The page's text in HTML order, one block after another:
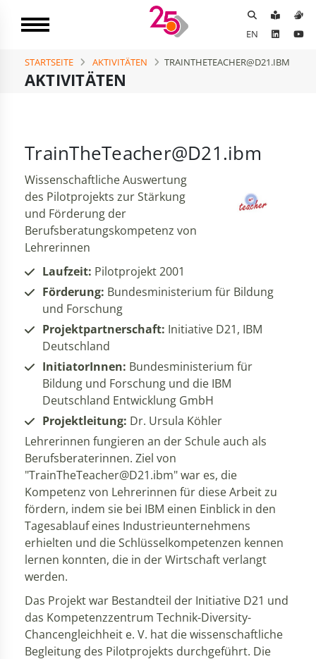
EN
AKTIVITÄTEN
STARTSEITE AKTIVITÄTEN TRAINTHETEACHER@D21.IBM
TrainTheTeacher@D21.ibm
Wissenschaftliche Auswertung
des Pilotprojekts zur Stärkung
und Förderung der
Berufsberatungskompetenz von
Lehrerinnen
Laufzeit: Pilotprojekt 2001
Förderung: Bundesministerium für Bildung
und Forschung
Projektpartnerschaft: Initiative D21, IBM
Deutschland
InitiatorInnen: Bundesministerium für
Bildung und Forschung und die IBM
Deutschland Entwicklung GmbH
Projektleitung: Dr. Ursula Köhler
Lehrerinnen fungieren an der Schule auch als
Berufsberaterinnen. Ziel von
"TrainTheTeacher@D21.ibm" war es, die
Kompetenz von Lehrerinnen für diese Arbeit zu
fördern, indem sie bei IBM einen Einblick in den
Tagesablauf eines Industrieunternehmens
erhielten und die Schlüsselkompetenzen kennen
lernen konnten, die in der Wirtschaft verlangt
werden.
Das Projekt war Bestandteil der Initiative D21 und
das Kompetenzzentrum Technik-Diversity-
Chancengleichheit e. V. hat die wissenschaftliche
Begleitung des Pilotprojekts durchgeführt. Die